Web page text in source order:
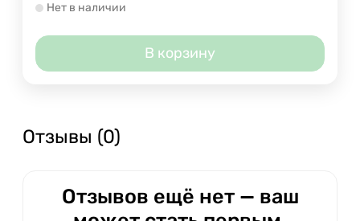
Нет в наличии
В корзину
Отзывы (0)
Отзывов ещё нет — ваш